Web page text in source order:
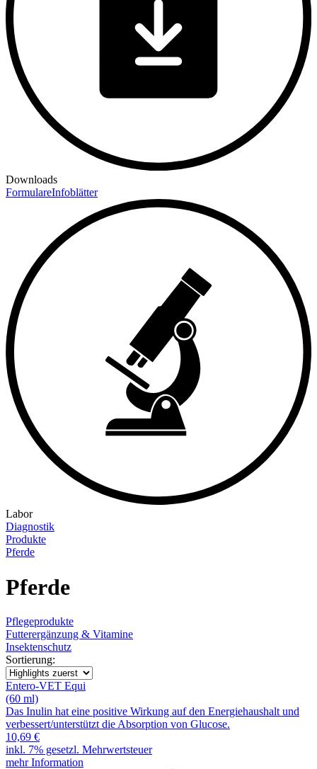
Downloads
FormulareInfoblätter
Labor
Diagnostik
Produkte
Pferde
Pferde
Pflegeprodukte
Futterergänzung & Vitamine
Insektenschutz
Sortierung:
Entero-VET Equi
(60 ml)
Das Inulin hat eine positive Wirkung auf den Energiehaushalt und
verbessert/unterstützt die Absorption von Glucose.
10,69 €
inkl. 7% gesetzl. Mehrwertsteuer
mehr Information